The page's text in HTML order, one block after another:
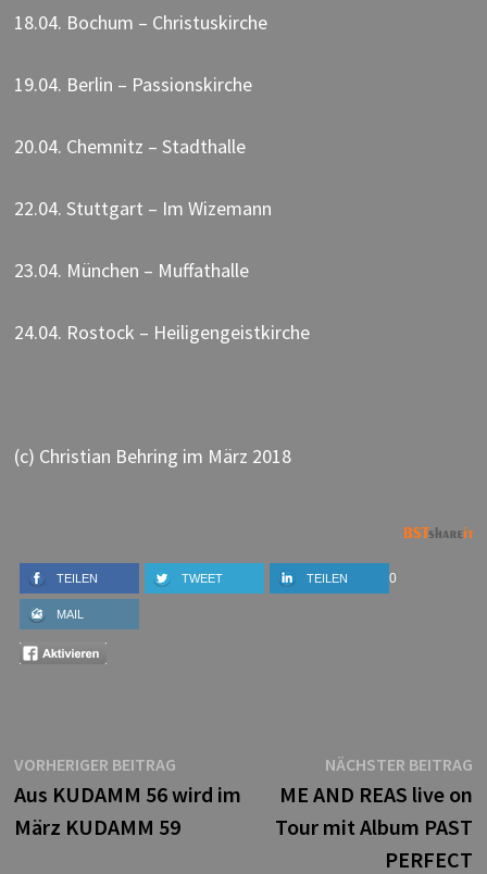
18.04. Bochum – Christuskirche
19.04. Berlin – Passionskirche
20.04. Chemnitz – Stadthalle
22.04. Stuttgart – Im Wizemann
23.04. München – Muffathalle
24.04. Rostock – Heiligengeistkirche
(c) Christian Behring im März 2018
TEILEN TWEET 0
TEILEN
MAIL
Beitragsnavigation
VORHERIGER BEITRAGVorheriger
Beitrag:
Aus KUDAMM 56 wird im
März KUDAMM 59
NÄCHSTER BEITRAG
ME AND REAS live on
Tour mit Album PAST
PERFECT